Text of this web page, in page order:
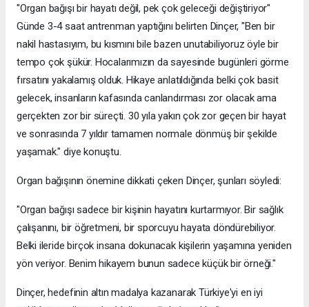
"Organ bağışı bir hayatı değil, pek çok geleceği değiştiriyor"
Günde 3-4 saat antrenman yaptığını belirten Dinçer, "Ben bir
nakil hastasıyım, bu kısmını bile bazen unutabiliyoruz öyle bir
tempo çok şükür. Hocalarımızın da sayesinde bugünleri görme
fırsatını yakalamış olduk. Hikaye anlatıldığında belki çok basit
gelecek, insanların kafasında canlandırması zor olacak ama
gerçekten zor bir süreçti. 30 yıla yakın çok zor geçen bir hayat
ve sonrasında 7 yıldır tamamen normale dönmüş bir şekilde
yaşamak." diye konuştu.
Organ bağışının önemine dikkati çeken Dinçer, şunları söyledi:
"Organ bağışı sadece bir kişinin hayatını kurtarmıyor. Bir sağlık
çalışanını, bir öğretmeni, bir sporcuyu hayata döndürebiliyor.
Belki ileride birçok insana dokunacak kişilerin yaşamına yeniden
yön veriyor. Benim hikayem bunun sadece küçük bir örneği."
Dinçer, hedefinin altın madalya kazanarak Türkiye'yi en iyi